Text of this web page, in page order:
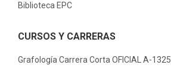
Biblioteca EPC
CURSOS Y CARRERAS
Grafología Carrera Corta OFICIAL A-1325